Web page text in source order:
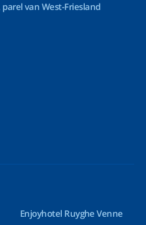
van West-Friesland
Enjoyhotel Ruyghe Venne